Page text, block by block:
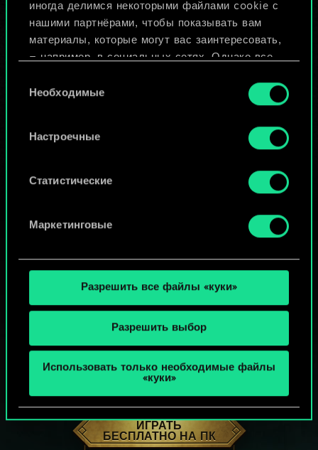
иногда делимся некоторыми файлами cookie с
нашими партнёрами, чтобы показывать вам
материалы, которые могут вас заинтересовать,
— например, в социальных сетях. Однако все
разрешения.
Найти подробную информацию о том, как мы
используем ваши файлы cookie, и изменить
«Настройки» ниже.
согласия
Необходимые
Настроечные
Статистические
Маркетинговые
Разрешить все файлы «куки»
Разрешить выбор
Использовать только необходимые файлы
«куки»
Изменить колоду
МОЖЕТ ПАРТЕЕЧКУ В ГВИНТ?
ИГРАТЬ
БЕСПЛАТНО НА ПК